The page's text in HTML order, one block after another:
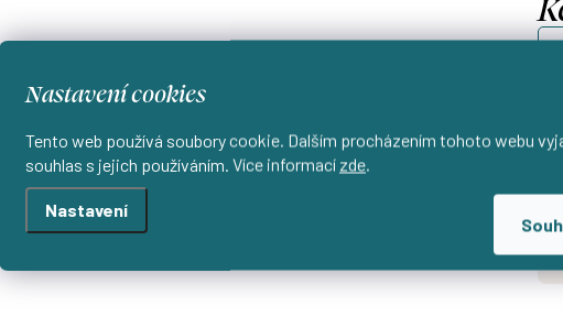
Nastavení cookies
Tento web používá soubory cookie. Dalším procházením tohoto webu
souhlas s jejich používáním. Více informací zde.
Nastavení